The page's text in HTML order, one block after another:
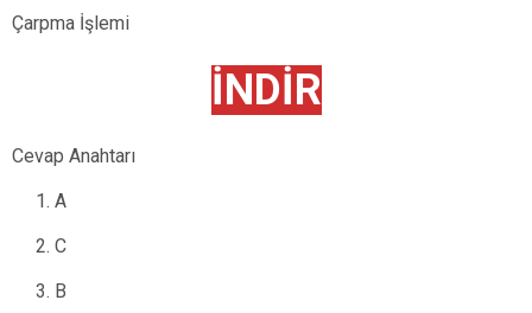
Çarpma İşlemi
İNDİR
Cevap Anahtarı
A
C
B